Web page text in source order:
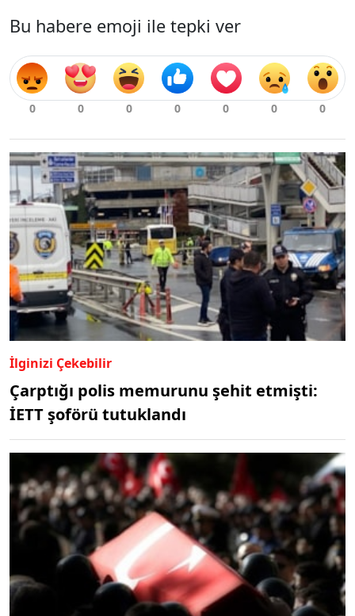
Bu habere emoji ile tepki ver
İlginizi Çekebilir
Çarptığı polis memurunu şehit etmişti:
İETT şoförü tutuklandı